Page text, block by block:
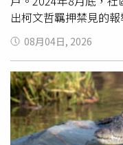
說出他的名字？他是
妻倆強調，爭取公開
而是希望社會永遠記
失去生命，也希望藉
及被害人權益等制度
第69條第4項規定，若
並經主管機關邀集相
審議，認定有公開必
中央大學經濟學系兼
程，並專長於民事、刑事
消息傳出後，不少法
投入法律實務、教學
直率、關懷公共事務
出柯文哲羈押禁見的
基犬照片，加上雞、
鄰居怒告吳姓女子觸
刑，得易科罰金12萬
子得為一張柯基照付
訴訟策略，表達「深
考量她雖未達成調解
08月04日, 2026